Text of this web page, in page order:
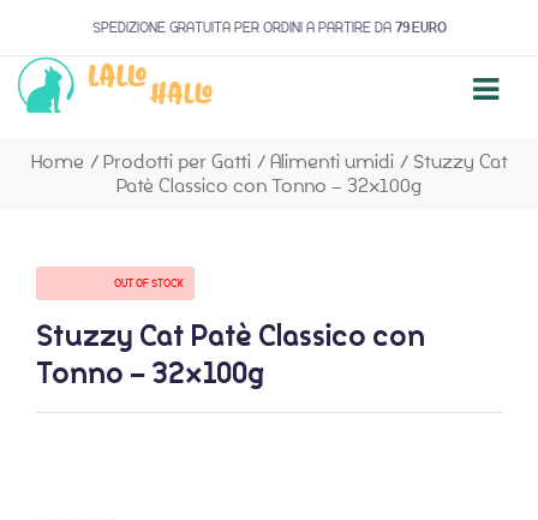
SPEDIZIONE GRATUITA PER ORDINI A PARTIRE DA 79 EURO
Home / Prodotti per Gatti / Alimenti umidi / Stuzzy Cat
Patè Classico con Tonno – 32x100g
OUT OF STOCK
Stuzzy Cat Patè Classico con
Tonno – 32x100g